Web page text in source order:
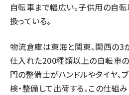
自転車まで幅広い。子供用の自転
扱っている。
物流倉庫は東海と関東、関西の3
仕入れた200種類以上の自転車
門の整備士がハンドルやタイヤ、
検・整備して出荷する。この仕組